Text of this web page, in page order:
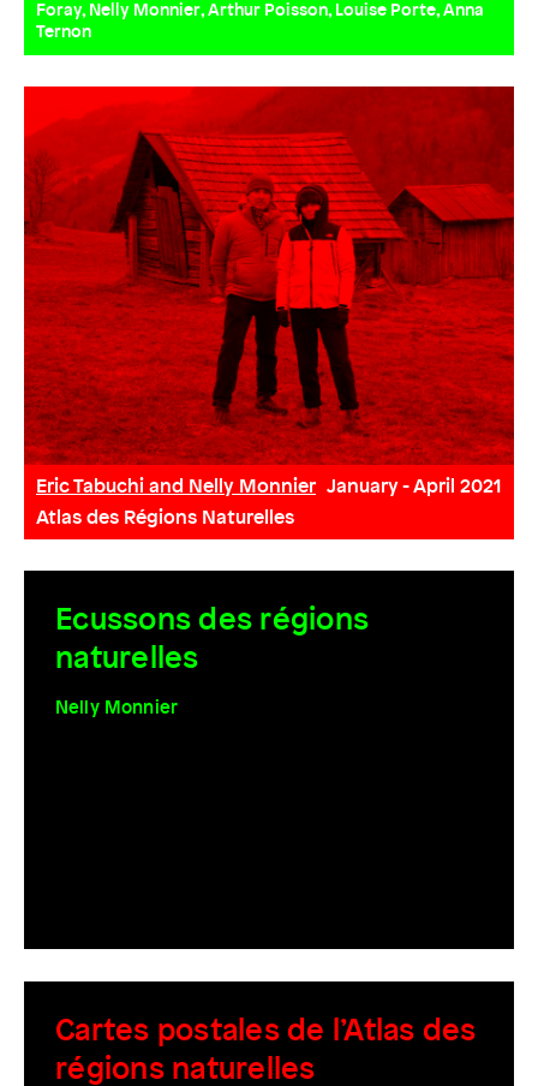
Foray, Nelly Monnier, Arthur Poisson, Louise Porte, Anna
Ternon
Eric Tabuchi and Nelly Monnier January- April 2021
Atlas des Régions Naturelles
Ecussons des régions
naturelles
Nelly Monnier
Cartes postales de l’Atlas des
régions naturelles